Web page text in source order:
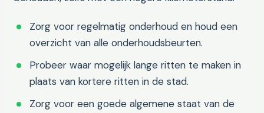
Zorg voor regelmatig onderhoud en houd een
overzicht van alle onderhoudsbeurten.
Probeer waar mogelijk lange ritten te maken in
plaats van kortere ritten in de stad.
Zorg voor een goede algemene staat van de